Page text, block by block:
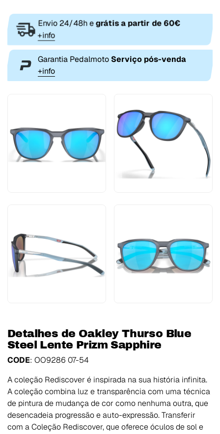
Envio 24/48h egrátis a partir de 60€
+info
Garantia Pedalmoto Serviço pós-venda
+info
Detalhes de Oakley Thurso Blue
Steel Lente Prizm Sapphire
CODE: OO9286 07-54
A coleção Rediscover é inspirada na sua história infinita.
A coleção combina luz e transparência com uma técnica
de pintura de mudança de cor como nenhuma outra, que
desencadeia progressão e auto-expressão. Transferir
com a Coleção Rediscover, que oferece óculos de sol e